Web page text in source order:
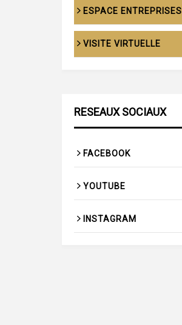
ESPACE ENTREPRISES
VISITE VIRTUELLE
RESEAUX SOCIAUX
FACEBOOK
YOUTUBE
INSTAGRAM